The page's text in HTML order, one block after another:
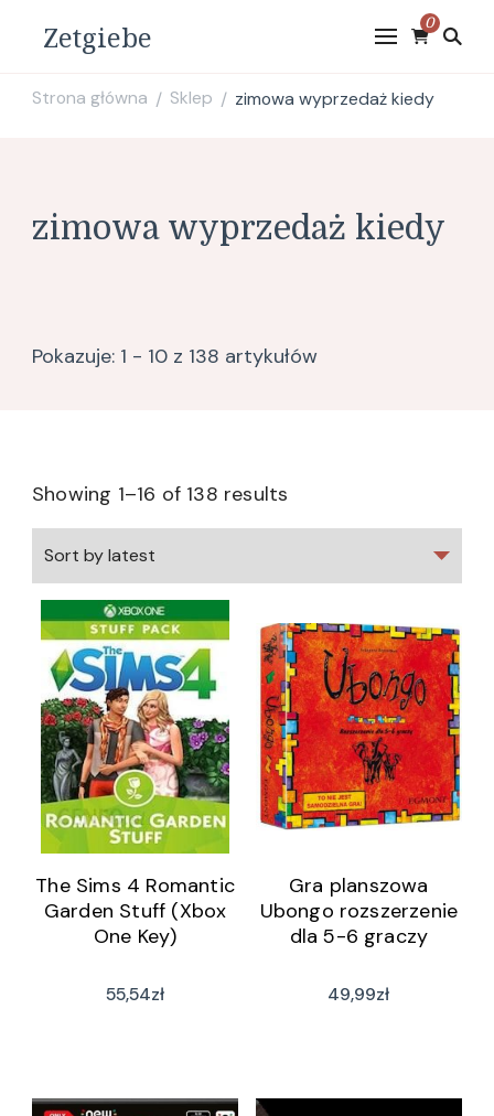
Zetgiebe 0
Strona główna / Sklep / zimowa wyprzedaż kiedy
zimowa wyprzedaż kiedy
Pokazuje: 1 - 10 z 138 artykułów
Showing 1–16 of 138 results
The Sims 4 Romantic
Garden Stuff (Xbox
One Key)
55,54zł
Gra planszowa
Ubongo rozszerzenie
dla 5-6 graczy
49,99zł